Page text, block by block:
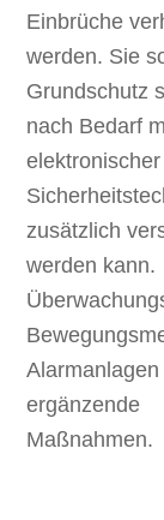
Einbrüche
werden. Sie
Grundschutz
nach Bedarf
elektronischer
zusätzlich
werden kann.
Alarmanlagen
ergänzende
Maßnahmen.